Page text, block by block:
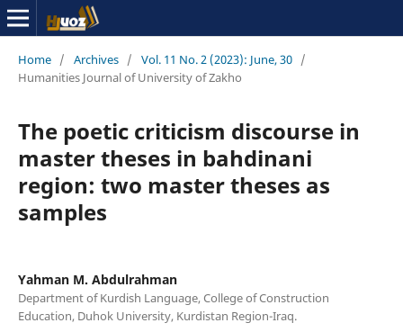
Home / Archives / Vol. 11 No. 2 (2023): June, 30 /
Humanities Journal of University of Zakho
The poetic criticism discourse in
master theses in bahdinani
region: two master theses as
samples
Yahman M. Abdulrahman
Department of Kurdish Language, College of Construction
Education, Duhok University, Kurdistan Region-Iraq.